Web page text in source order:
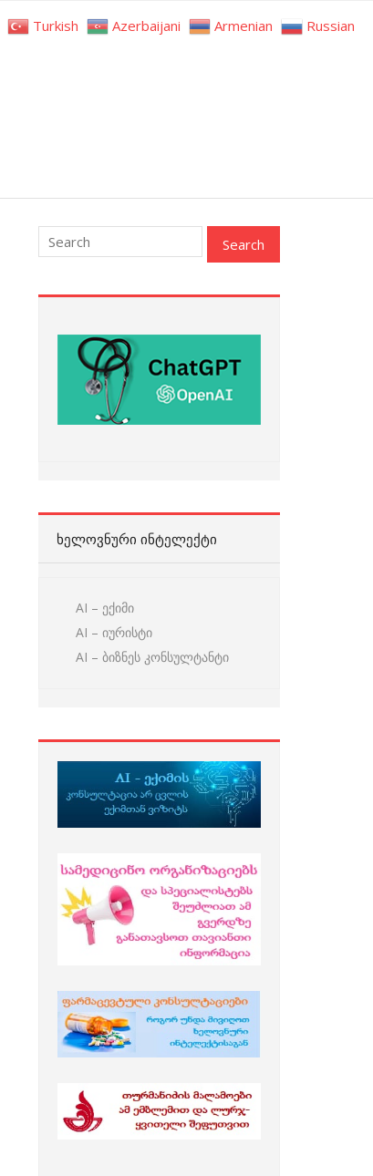
ᲮᲔᲚᲝᲕᲜᲣᲠᲘ ᲘᲜᲢᲔᲚᲔᲥᲢᲘ
AI – ექიმი
AI – იურისტი
AI – ბიზნეს კონსულტანტი
Turkish Azerbaijani Armenian Russian